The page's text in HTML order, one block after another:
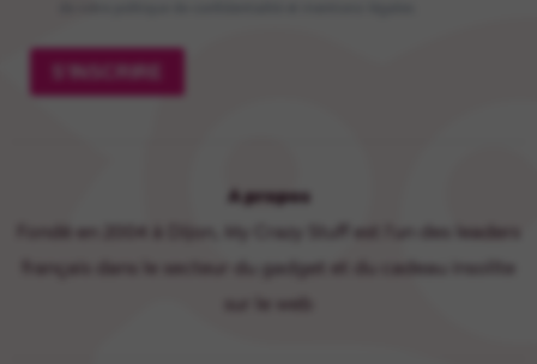
A propos
Fondé en 2004 à Dijon, My Crazy Stuff est l'un des leaders
français dans le secteur du gadget et du cadeau insolite